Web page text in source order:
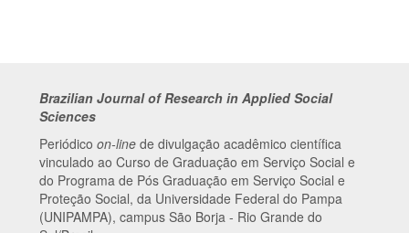
Brazilian Journal of Research in Applied Social
Sciences
Periódico on-line de divulgação acadêmico científica
vinculado ao Curso de Graduação em Serviço Social e
do Programa de Pós Graduação em Serviço Social e
Proteção Social, da Universidade Federal do Pampa
(UNIPAMPA), campus São Borja - Rio Grande do